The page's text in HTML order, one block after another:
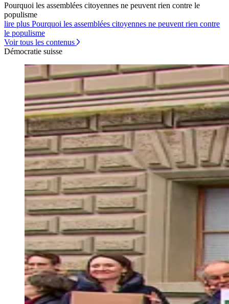
Pourquoi les assemblées citoyennes ne peuvent rien contre le
populisme
lire plus Pourquoi les assemblées citoyennes ne peuvent rien contre
le populisme
Voir tous les contenus
Démocratie suisse